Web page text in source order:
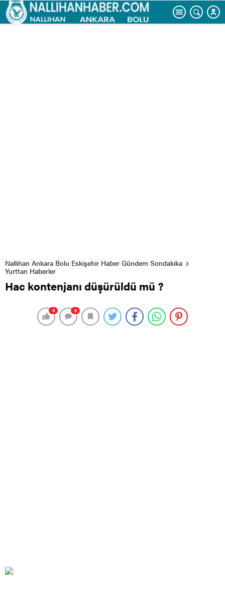
Nallıhan Ankara Bolu Eskişehir Haber Gündem Sondakika
Yurttan Haberler
Hac kontenjanı düşürüldü mü ?
0 0